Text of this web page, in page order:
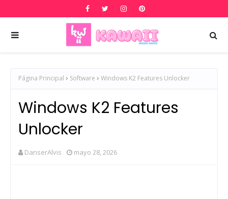
Página Principal Software Windows K2 Features Unlocker
Windows K2 Features
Unlocker
DanserAlvis mayo 28, 2026